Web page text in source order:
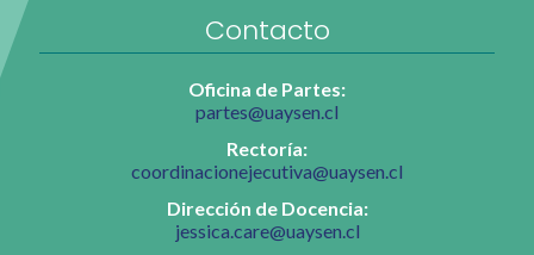
Contacto
Oficina de Partes:
partes@uaysen.cl
Rectoría:
coordinacionejecutiva@uaysen.cl
Dirección de Docencia:
jessica.care@uaysen.cl